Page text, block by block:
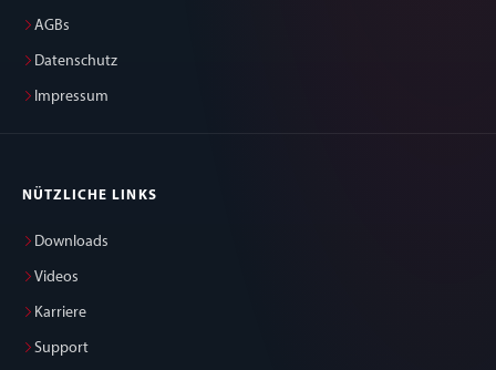
AGBs
Datenschutz
Impressum
NÜTZLICHE LINKS
Downloads
Videos
Karriere
Support